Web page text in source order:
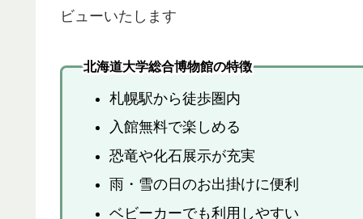
ビューいたします
北海道大学総合博物館の特徴
札幌駅から徒歩圏内
入館無料で楽しめる
恐竜や化石展示が充実
雨・雪の日のお出掛けに便利
ベビーカーでも利用しやすい